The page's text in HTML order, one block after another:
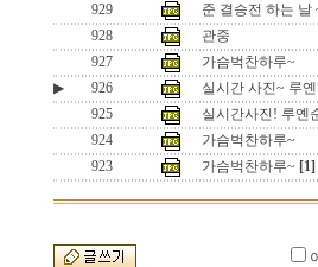
929
준 결승전 하는 날
928
관중
927
가슴벅찬하루~
▶
926
실시간 사진~ 루
925
실시간사진! 루옌
924
가슴벅찬하루~
923
가슴벅찬하루~ [1]